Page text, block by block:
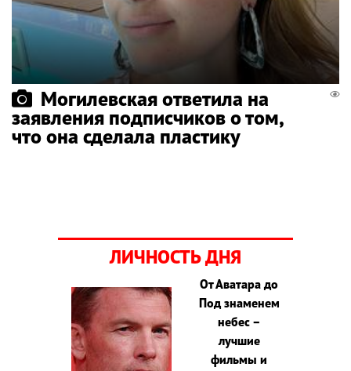
Могилевская ответила на
заявления подписчиков о том,
что она сделала пластику
ЛИЧНОСТЬ ДНЯ
От Аватара до
Под знаменем
небес –
лучшие
фильмы и